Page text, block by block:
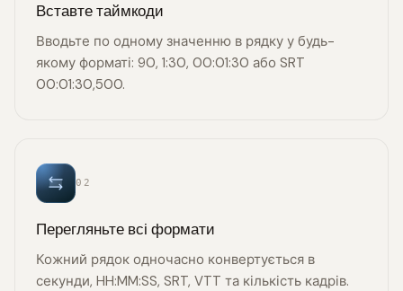
Вставте таймкоди
Вводьте по одному значенню в рядку у будь-
якому форматі: 90, 1:30, 00:01:30 або SRT
00:01:30,500.
02
Перегляньте всі формати
Кожний рядок одночасно конвертується в
секунди, HH:MM:SS, SRT, VTT та кількість кадрів.